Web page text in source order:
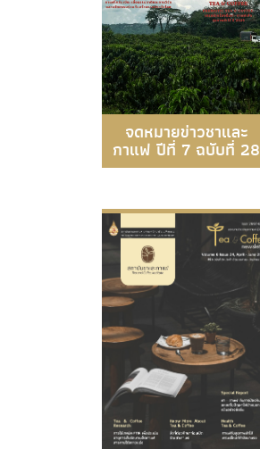
จดหมายข่าวชาและ
กาแฟ ปีที่ 7 ฉบับที่ 28